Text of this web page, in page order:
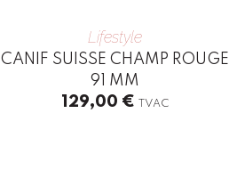
Lifestyle
CANIF SUISSE CHAMP ROUGE
91 MM
129,00 € TVAC